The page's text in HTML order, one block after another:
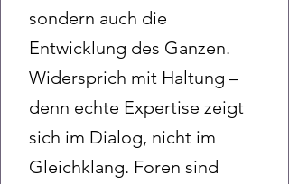
sondern auch die
Entwicklung des Ganzen.
Widersprich mit Haltung –
denn echte Expertise zeigt
sich im Dialog, nicht im
Gleichklang. Foren sind